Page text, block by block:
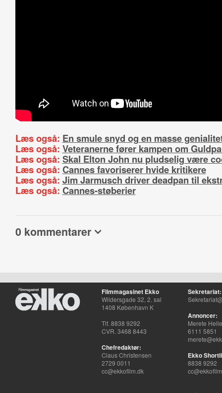
Læs også: En smule snyd og en masse
Læs også: Veteranerne fører kampen om
Læs også: Skal Elton John nu pludselig være
Læs også: Cannes favoriserer hvide kritikere
Læs også: Jim Jarmusch driver deadpan til
Læs også: Cannes-støberier
0 kommentarer
Filmmagasinet Ekko
Wildersgade 32, 2. sal
1408 København K
Tlf. 8838 9292
CVR. 3468 8443
Chefredaktør:
Claus Christensen
2729 0011
cc@ekkofilm.dk
Sekretariat:
Annoncer:
Merete
6111 5851
Ekko
8838 9292